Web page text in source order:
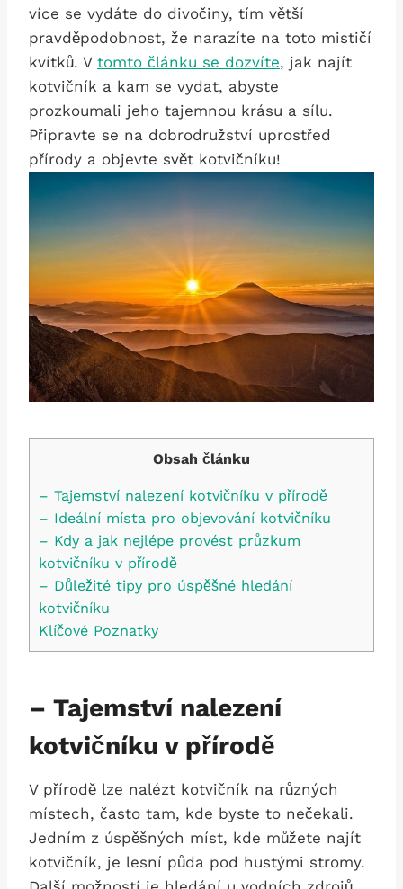
více se vydáte do divočiny, tím větší
pravděpodobnost, že narazíte na toto mističí
kvítků. V tomto článku se dozvíte, jak najít
kotvičník a kam se vydat, abyste
prozkoumali jeho tajemnou krásu a sílu.
Připravte se na dobrodružství uprostřed
přírody a objevte svět kotvičníku!
Obsah článku
– Tajemství nalezení kotvičníku v přírodě
– Ideální místa pro objevování kotvičníku
– Kdy a jak nejlépe provést průzkum
kotvičníku v přírodě
– Důležité tipy pro úspěšné hledání
kotvičníku
Klíčové Poznatky
– Tajemství nalezení
kotvičníku v přírodě
V přírodě lze nalézt kotvičník na různých
místech, často tam, kde byste to nečekali.
Jedním z úspěšných míst, kde můžete najít
kotvičník, je lesní půda pod hustými stromy.